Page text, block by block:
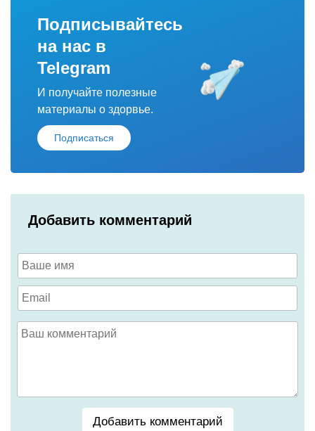
Подписывайтесь
на нас в
Telegram
И получайте полезные
материалы о здорвье.
Подписаться
Добавить комментарий
Добавить комментарий